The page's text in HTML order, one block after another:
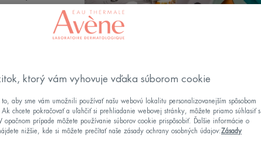
Eau
ktorý vám vyhovuje vďaka súborom cookie
aby sme vám umožnili používať našu webovú lokalitu personalizovanejším spôsobom
chcete pokračovať a uľahčiť si prehliadanie webovej stránky, môžete priamo súhlasiť s
opačnom prípade môžete používanie súborov cookie prispôsobiť. Ďalšie informácie o
nižšie, kde si môžete prečítať naše zásady ochrany osobných údajov:Zásady